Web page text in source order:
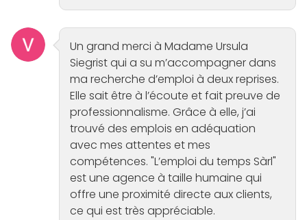
Un grand merci à Madame Ursula
Siegrist qui a su m’accompagner dans
ma recherche d’emploi à deux reprises.
Elle sait être à l’écoute et fait preuve de
professionnalisme. Grâce à elle, j’ai
trouvé des emplois en adéquation
avec mes attentes et mes
compétences. "L’emploi du temps Sàrl"
est une agence à taille humaine qui
offre une proximité directe aux clients,
ce qui est très appréciable.